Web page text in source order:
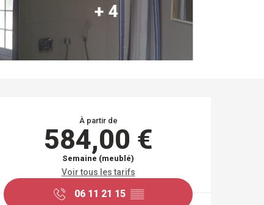
+ 4
OUVERTURE ET
À partir de
584,00 €
Semaine (meublé)
Voir tous les tarifs
06 11 21 15 ▒▒